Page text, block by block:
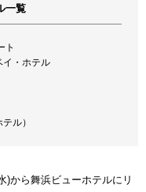
一覧
ト
イ・ホテル
ル）
)から舞浜ビューホテルにリ